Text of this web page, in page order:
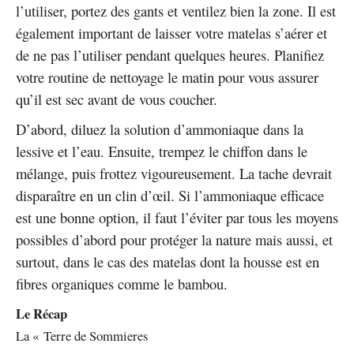
l’utiliser, portez des gants et ventilez bien la zone. Il est
également important de laisser votre matelas s’aérer et
de ne pas l’utiliser pendant quelques heures. Planifiez
votre routine de nettoyage le matin pour vous assurer
qu’il est sec avant de vous coucher.
D’abord, diluez la solution d’ammoniaque dans la
lessive et l’eau. Ensuite, trempez le chiffon dans le
mélange, puis frottez vigoureusement. La tache devrait
disparaître en un clin d’œil. Si l’ammoniaque efficace
est une bonne option, il faut l’éviter par tous les moyens
possibles d’abord pour protéger la nature mais aussi, et
surtout, dans le cas des matelas dont la housse est en
fibres organiques comme le bambou.
Le Récap
La « Terre de Sommieres